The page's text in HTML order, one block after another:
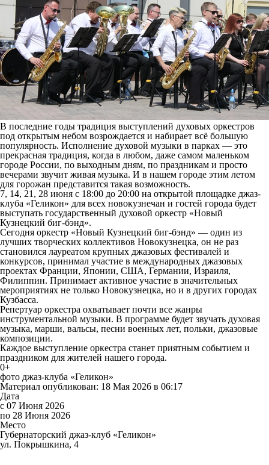
В последние годы традиция выступлений духовых оркестров
под открытым небом возрождается и набирает всё большую
популярность. Исполнение духовой музыки в парках — это
прекрасная традиция, когда в любом, даже самом маленьком
городе России, по выходным дням, по праздникам и просто
вечерами звучит живая музыка. И в нашем городе этим летом
для горожан представится такая возможность.
7, 14, 21, 28 июня с 18:00 до 20:00 на открытой площадке джаз-
клуба «Геликон» для всех новокузнечан и гостей города будет
выступать государственный духовой оркестр «Новый
Кузнецкий биг-бэнд».
Сегодня оркестр «Новый Кузнецкий биг-бэнд» — один из
лучших творческих коллективов Новокузнецка, он не раз
становился лауреатом крупных джазовых фестивалей и
конкурсов, принимал участие в международных джазовых
проектах Франции, Японии, США, Германии, Израиля,
Филиппин. Принимает активное участие в значительных
мероприятиях не только Новокузнецка, но и в других городах
Кузбасса.
Репертуар оркестра охватывает почти все жанры
инструментальной музыки. В программе будет звучать духовая
музыка, марши, вальсы, песни военных лет, польки, джазовые
композиции.
Каждое выступление оркестра станет приятным событием и
праздником для жителей нашего города.
0+
фото джаз-клуба «Геликон»
Материал опубликован: 18 Мая 2026 в 06:17
Дата
с 07 Июня 2026
по 28 Июня 2026
Место
Губернаторский джаз-клуб «Геликон»
ул. Покрышкина, 4